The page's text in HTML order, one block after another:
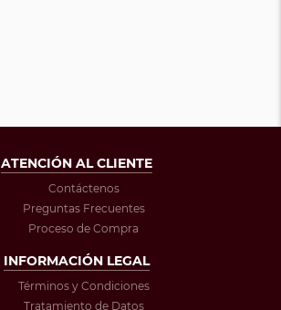
ATENCIÓN AL CLIENTE
Contáctenos
Preguntas Frecuentes
Proceso de Compra
INFORMACIÓN LEGAL
Términos y Condiciones
Tratamiento de Datos